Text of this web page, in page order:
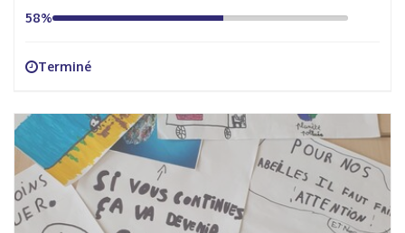
58%
Terminé